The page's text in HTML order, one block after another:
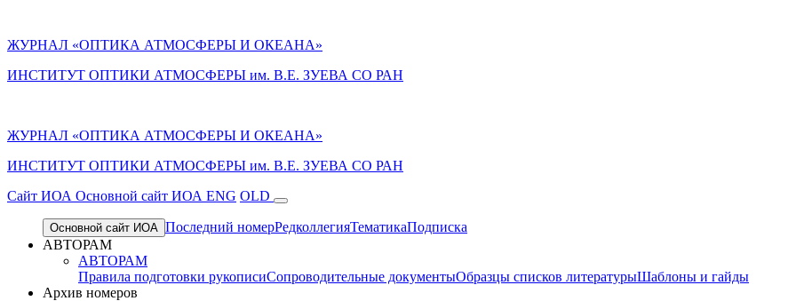
ЖУРНАЛ «ОПТИКА АТМОСФЕРЫ И ОКЕАНА»
ИНСТИТУТ ОПТИКИ АТМОСФЕРЫ им. В.Е. ЗУЕВА СО РАН
ЖУРНАЛ «ОПТИКА АТМОСФЕРЫ И ОКЕАНА»
ИНСТИТУТ ОПТИКИ АТМОСФЕРЫ им. В.Е. ЗУЕВА СО РАН
Cайт ИОА Основной сайт ИОА ENG OLD
Основной сайт ИОА Последний номерРедколлегияТематикаПодписка
АВТОРАМ
АВТОРАМ
Правила подготовки рукописиСопроводительные документыОбразцы списков литературыШаблоны и гайды
Архив номеров